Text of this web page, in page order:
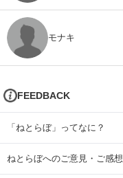
モナキ
FEEDBACK
「ねとらぼ」ってなに？
ねとらぼへのご意見・ご感想